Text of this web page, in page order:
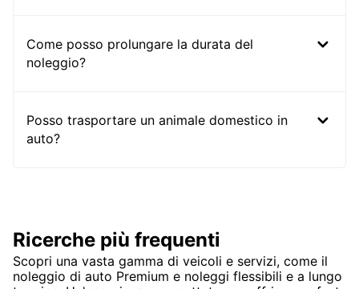
Come posso prolungare la durata del
noleggio?
Posso trasportare un animale domestico in
auto?
Ricerche più frequenti
Scopri una vasta gamma di veicoli e servizi, come il
noleggio di auto Premium e noleggi flessibili e a lungo